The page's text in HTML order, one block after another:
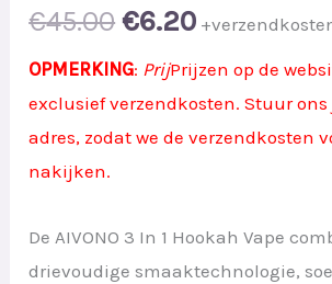
€45.00 Original
price
€6.20Current
price
OPMERKING: PrijPrijzen op de
exclusief verzendkosten. Stuur ons
adres, zodat we de verzendkosten
nakijken.
De AIVONO 3 In 1 Hookah Vape
drievoudige smaaktechnologie,